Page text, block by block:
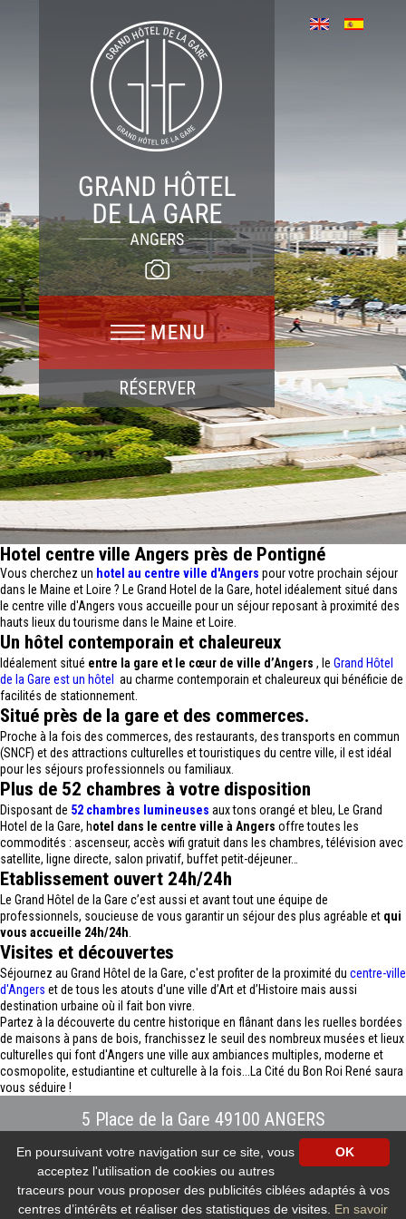
RÉSERVER
Hotel centre ville Angers près de Pontigné
Vous cherchez un hotel au centre ville d'Angers pour votre prochain séjour
dans le Maine et Loire ? Le Grand Hotel de la Gare, hotel idéalement situé dans
le centre ville d'Angers vous accueille pour un séjour reposant à proximité des
hauts lieux du tourisme dans le Maine et Loire.
Un hôtel contemporain et chaleureux
Idéalement situé entre la gare et le cœur de ville d’Angers , le Grand Hôtel
de la Gare est un hôtel
au charme contemporain et chaleureux qui bénéficie de
facilités de stationnement.
Situé près de la gare et des commerces.
Proche à la fois des commerces, des restaurants, des transports en commun
(SNCF) et des attractions culturelles et touristiques du centre ville, il est idéal
pour les séjours professionnels ou familiaux.
Plus de 52 chambres à votre disposition
Disposant de 52 chambres lumineuses aux tons orangé et bleu, Le Grand
Hotel de la Gare, hotel dans le centre ville à Angers offre toutes les
commodités : ascenseur, accès wifi gratuit dans les chambres, télévision avec
satellite, ligne directe, salon privatif, buffet petit-déjeuner…
Etablissement ouvert 24h/24h
Le Grand Hôtel de la Gare c’est aussi et avant tout une équipe de
professionnels, soucieuse de vous garantir un séjour des plus agréable et qui
vous accueille 24h/24h
Visites et découvertes
Séjournez au Grand Hôtel de la Gare, c'est profiter de la proximité du centre-ville
d'Angers et de tous les atouts d'une ville d’Art et d’Histoire mais aussi
destination urbaine où il fait bon vivre.
Partez à la découverte du centre historique en flânant dans les ruelles bordées
de maisons à pans de bois, franchissez le seuil des nombreux musées et lieux
culturelles qui font d'Angers une ville aux ambiances multiples, moderne et
cosmopolite, estudiantine et culturelle à la fois...La Cité du Bon Roi René saura
vous séduire !
5 Place de la Gare 49100 ANGERS
info@hotel-angers.fr
www.grandhoteldelagare-angers.com
Création et référencement Site internet E-comouest - ANGERS
Mentions légales-Plan du site- Galerie photos-Protection des données
personnelles
Nos flux RSS
OK
En poursuivant votre navigation sur ce site, vous
acceptez l'utilisation de cookies ou autres
traceurs pour vous proposer des publicités ciblées adaptés à vos
centres d’intérêts et réaliser des statistiques de visites. En savoir